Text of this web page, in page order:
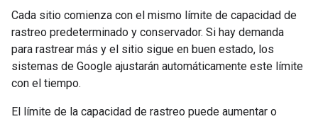
Cada sitio comienza con el mismo límite de capacidad de
rastreo predeterminado y conservador. Si hay demanda
para rastrear más y el sitio sigue en buen estado, los
sistemas de Google ajustarán automáticamente este límite
con el tiempo.
El límite de la capacidad de rastreo puede aumentar o